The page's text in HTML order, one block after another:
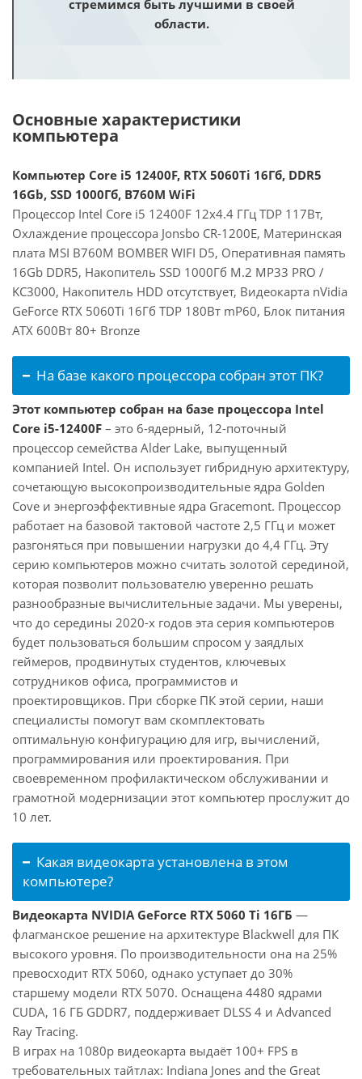
стремимся быть лучшими в своей
области.
Основные характеристики
компьютера
Компьютер Core i5 12400F, RTX 5060Ti 16Гб, DDR5
16Gb, SSD 1000Гб, B760M WiFi
Процессор Intel Core i5 12400F 12x4.4 ГГц TDP 117Вт,
Охлаждение процессора Jonsbo CR-1200E, Материнская
плата MSI B760M BOMBER WIFI D5, Оперативная память
16Gb DDR5, Накопитель SSD 1000Гб M.2 MP33 PRO /
KC3000, Накопитель HDD отсутствует, Видеокарта nVidia
GeForce RTX 5060Ti 16Гб TDP 180Вт mP60, Блок питания
ATX 600Вт 80+ Bronze
На базе какого процессора собран этот ПК?
Этот компьютер собран на базе процессора Intel
Core i5-12400F – это 6-ядерный, 12-поточный
процессор семейства Alder Lake, выпущенный
компанией Intel. Он использует гибридную архитектуру,
сочетающую высокопроизводительные ядра Golden
Cove и энергоэффективные ядра Gracemont. Процессор
работает на базовой тактовой частоте 2,5 ГГц и может
разгоняться при повышении нагрузки до 4,4 ГГц. Эту
серию компьютеров можно считать золотой серединой,
которая позволит пользователю уверенно решать
разнообразные вычислительные задачи. Мы уверены,
что до середины 2020-х годов эта серия компьютеров
будет пользоваться большим спросом у заядлых
геймеров, продвинутых студентов, ключевых
сотрудников офиса, программистов и
проектировщиков. При сборке ПК этой серии, наши
специалисты помогут вам скомплектовать
оптимальную конфигурацию для игр, вычислений,
программирования или проектирования. При
своевременном профилактическом обслуживании и
грамотной модернизации этот компьютер прослужит до
10 лет.
Какая видеокарта установлена в этом
компьютере?
Видеокарта NVIDIA GeForce RTX 5060 Ti 16ГБ —
флагманское решение на архитектуре Blackwell для ПК
высокого уровня. По производительности она на 25%
превосходит RTX 5060, однако уступает до 30%
старшему модели RTX 5070. Оснащена 4480 ядрами
CUDA, 16 ГБ GDDR7, поддерживает DLSS 4 и Advanced
Ray Tracing.
В играх на 1080p видеокарта выдаёт 100+ FPS в
требовательных тайтлах: Indiana Jones and the Great